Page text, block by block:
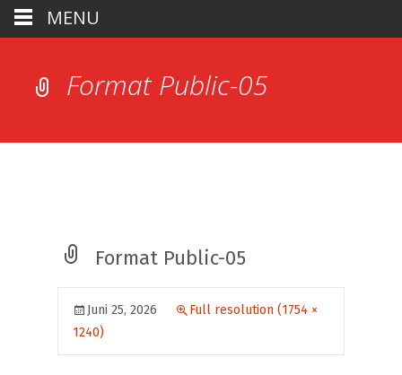
Format Public-05
Format Public-05
Juni 25, 2026
Full resolution (1754 ×
1240)
MENU